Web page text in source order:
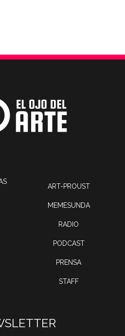
ART-PROUST
MEMESUNDA
RADIO
PODCAST
PRENSA
STAFF